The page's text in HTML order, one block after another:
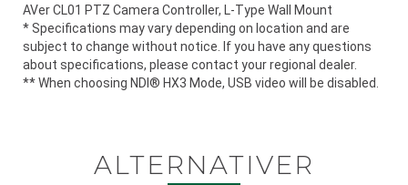
AVer CL01 PTZ Camera Controller, L-Type Wall Mount
* Specifications may vary depending on location and are
subject to change without notice. If you have any questions
about specifications, please contact your regional dealer.
** When choosing NDI® HX3 Mode, USB video will be disabled.
ALTERNATIVER